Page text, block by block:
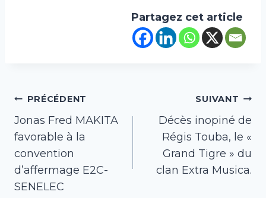
Partagez cet article
Navigation
de
l’article
PRÉCÉDENT
Jonas Fred MAKITA
favorable à la
convention
d’affermage E2C-
SENELEC
SUIVANT
Décès inopiné de
Régis Touba, le «
Grand Tigre » du
clan Extra Musica.